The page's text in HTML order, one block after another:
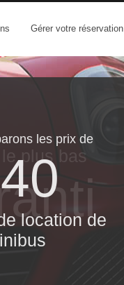
Gérer votre réservation
les prix de
location de
le​ plus bas